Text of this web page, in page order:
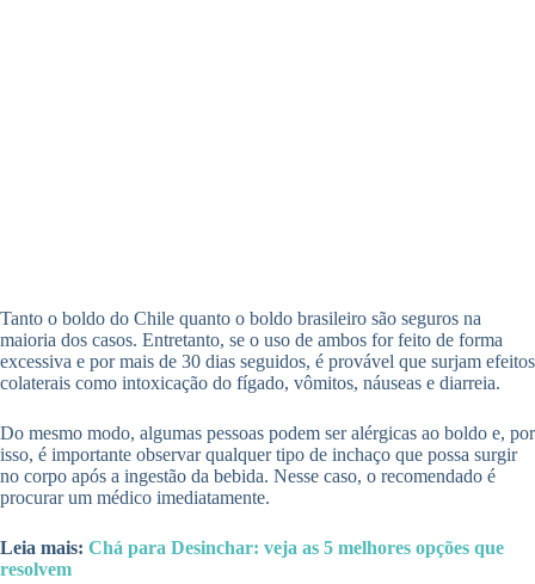
Tanto o boldo do Chile quanto o boldo brasileiro são seguros na
maioria dos casos. Entretanto, se o uso de ambos for feito de forma
excessiva e por mais de 30 dias seguidos, é provável que surjam efeitos
colaterais como intoxicação do fígado, vômitos, náuseas e diarreia.
Do mesmo modo, algumas pessoas podem ser alérgicas ao boldo e, por
isso, é importante observar qualquer tipo de inchaço que possa surgir
no corpo após a ingestão da bebida. Nesse caso, o recomendado é
procurar um médico imediatamente.
Leia mais: Chá para Desinchar: veja as 5 melhores opções que
resolvem